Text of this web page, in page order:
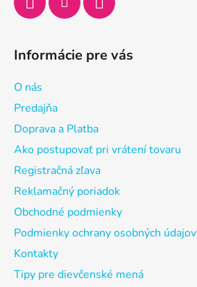
Informácie pre vás
O nás
Predajňa
Doprava a Platba
Ako postupovať pri vrátení tovaru
Registračná zľava
Reklamačný poriadok
Obchodné podmienky
Podmienky ochrany osobných údajov
Kontakty
Tipy pre dievčenské mená